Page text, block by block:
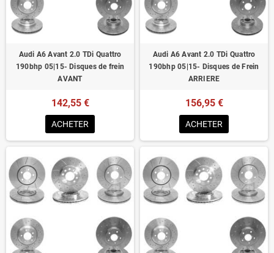
Audi A6 Avant 2.0 TDi Quattro
190bhp 05|15- Disques de frein
AVANT
142,55 €
ACHETER
Audi A6 Avant 2.0 TDi Quattro
190bhp 05|15- Disques de Frein
ARRIERE
156,95 €
ACHETER